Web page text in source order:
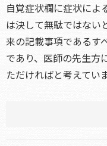
自覚症状欄に症状によ
は決して無駄ではない
来の記載事項であるす
であり、医師の先生方
ただければと考えていま